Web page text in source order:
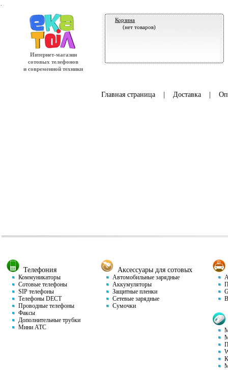
Интернет-магазин
сотовых телефонов
и современной техники
Корзина
(нет товаров)
Главная страница| Доставка|
Телефония
Коммуникаторы
Сотовые телефоны
SIP телефоны
Телефоны DECT
Проводные телефоны
Факсы
Дополнительные трубки
Мини АТС
Аксессуары для сотовых
Автомобильные зарядные
Аккумуляторы
Защитные пленки
Сетевые зарядные
Сумочки